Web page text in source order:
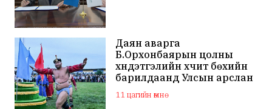
Даян аварга
Б.Орхонбаярын цолны
хүндэтгэлийн хүчит бөхийн
барилдаанд Улсын арслан
Ц.Бямба-Отгон түрүүллээ
11 цагийн өмнө